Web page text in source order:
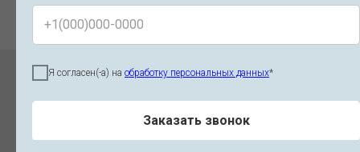
Я согласен(-а) на обработку персональных данных*
Заказать звонок
Лицензия 3/3
Статьи косметологии